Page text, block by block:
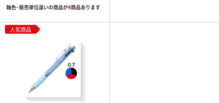
軸色・販売単位違いの商品が4商品あります
人気商品